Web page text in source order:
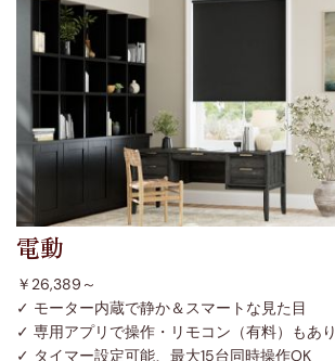
電動
￥26,389～
✓ モーター内蔵で静か＆スマートな見た目
✓ 専用アプリで操作・リモコン（有料）もあり
✓ タイマー設定可能、最大15台同時操作OK